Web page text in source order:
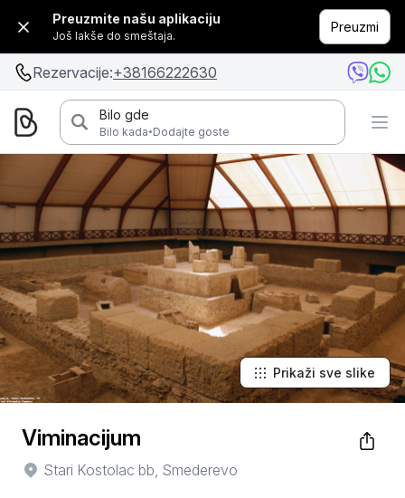
Preuzmite našu aplikaciju
Još lakše do smeštaja.
Preuzmi
Rezervacije:+38166222630
Bilo gde
Bilo kada·Dodajte goste
Prikaži sve slike
Viminacijum
Stari Kostolac bb, Smederevo